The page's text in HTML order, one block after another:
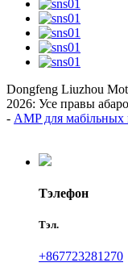
Dongfeng Liuzhou
2026: Усе правы
- AMP для
Тэлефон
Тэл.
+867723281270